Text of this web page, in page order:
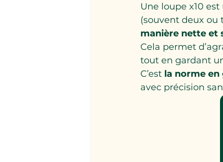
Une loupe x10 est
(souvent deux ou
manière nette et
Cela permet
tout en gardant
C’est la norme
avec précision